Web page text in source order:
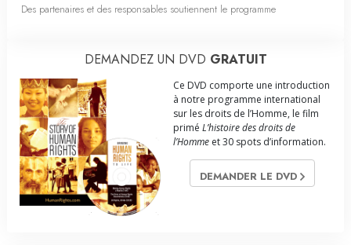
Des partenaires et des responsables soutiennent le programme
DEMANDEZ UN DVD GRATUIT
Ce DVD comporte une introduction
à notre programme international
sur les droits de l’Homme, le film
primé L’histoire des droits de
l’Homme et 30 spots d’information.
DEMANDER LE DVD